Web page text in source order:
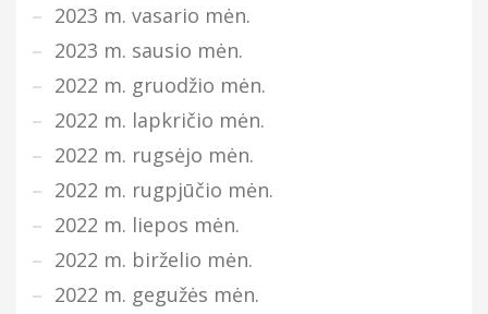
2023 m. vasario mėn.
2023 m. sausio mėn.
2022 m. gruodžio mėn.
2022 m. lapkričio mėn.
2022 m. rugsėjo mėn.
2022 m. rugpjūčio mėn.
2022 m. liepos mėn.
2022 m. birželio mėn.
2022 m. gegužės mėn.